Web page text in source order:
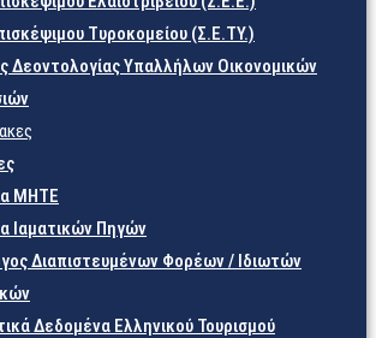
Τυροκομείου (Σ.Ε.TY.)
Δεοντολογίας Υπαλλήλων Οικονομικών
ΜΗΤΕ
Ιαματικών Πηγών
Διαπιστευμένων Φορέων / Ιδιωτών
Δεδομένα Ελληνικού Τουρισμού